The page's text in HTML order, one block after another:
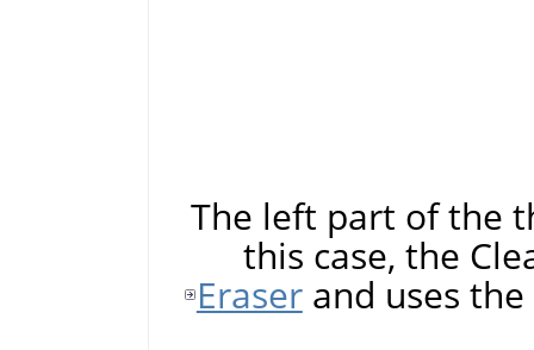
The left part of the
this case, the
Eraserand uses the